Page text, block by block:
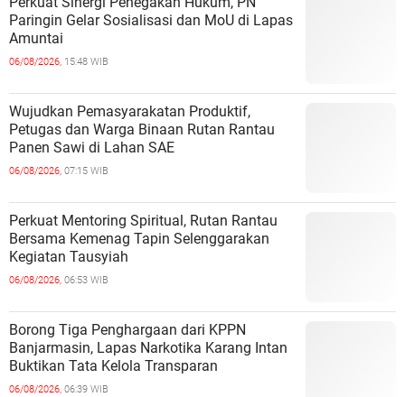
Paringin Gelar Sosialisasi dan MoU di Lapas
Amuntai
06/08/2026, 15:48 WIB
Wujudkan Pemasyarakatan Produktif,
Petugas dan Warga Binaan Rutan Rantau
Panen Sawi di Lahan SAE
06/08/2026, 07:15 WIB
Perkuat Mentoring Spiritual, Rutan Rantau
Bersama Kemenag Tapin Selenggarakan
Kegiatan Tausyiah
06/08/2026, 06:53 WIB
Borong Tiga Penghargaan dari KPPN
Banjarmasin, Lapas Narkotika Karang Intan
Buktikan Tata Kelola Transparan
06/08/2026, 06:39 WIB